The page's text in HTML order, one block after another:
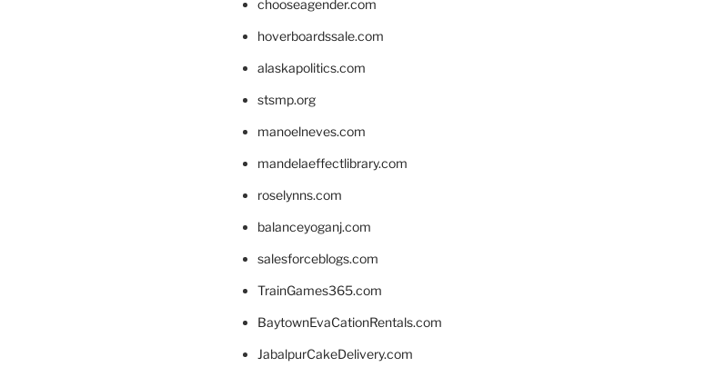
chooseagender.com
hoverboardssale.com
alaskapolitics.com
stsmp.org
manoelneves.com
mandelaeffectlibrary.com
roselynns.com
balanceyoganj.com
salesforceblogs.com
TrainGames365.com
BaytownEvaCationRentals.com
JabalpurCakeDelivery.com